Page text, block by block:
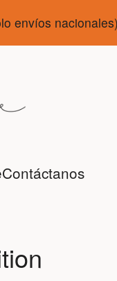
envíos
Contáctanos